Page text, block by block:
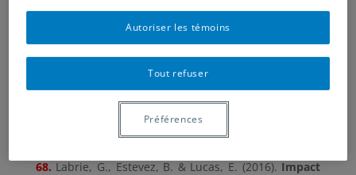
Biological Control, 106, 64-76.doi:
http://dx.doi.org/10.1016/j.biocontrol.2016.12.010
Maisonhaute, J.-E., Labrie, G. & Lucas, E. (2016).
Population dynamics of the soybean aphid
(Hemiptera: Aphididae) in Quebec (Canada).
of Economic Entomology, 1-4.doi: 10.1093/jee/tow048
68. Labrie, G., Estevez, B. & Lucas, E. (2016). Impact
Tout refuser
Autoriser les témoins
Préférences